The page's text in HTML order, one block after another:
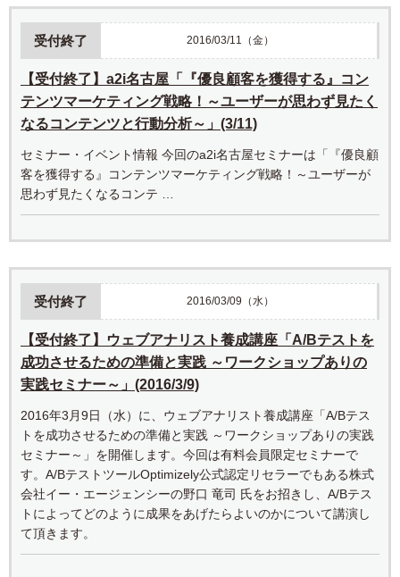
受付終了 2016/03/11（金）
【受付終了】a2i名古屋「『優良顧客を獲得する』コン
テンツマーケティング戦略！～ユーザーが思わず見たく
なるコンテンツと行動分析～」(3/11)
セミナー・イベント情報 今回のa2i名古屋セミナーは「『優良顧
客を獲得する』コンテンツマーケティング戦略！～ユーザーが
思わず見たくなるコンテ …
受付終了 2016/03/09（水）
【受付終了】ウェブアナリスト養成講座「A/Bテストを
成功させるための準備と実践 ～ワークショップありの
実践セミナー～」(2016/3/9)
2016年3月9日（水）に、ウェブアナリスト養成講座「A/Bテス
トを成功させるための準備と実践 ～ワークショップありの実践
セミナー～」を開催します。今回は有料会員限定セミナーで
す。A/BテストツールOptimizely公式認定リセラーでもある株式
会社イー・エージェンシーの野口 竜司 氏をお招きし、A/Bテス
トによってどのように成果をあげたらよいのかについて講演し
て頂きます。